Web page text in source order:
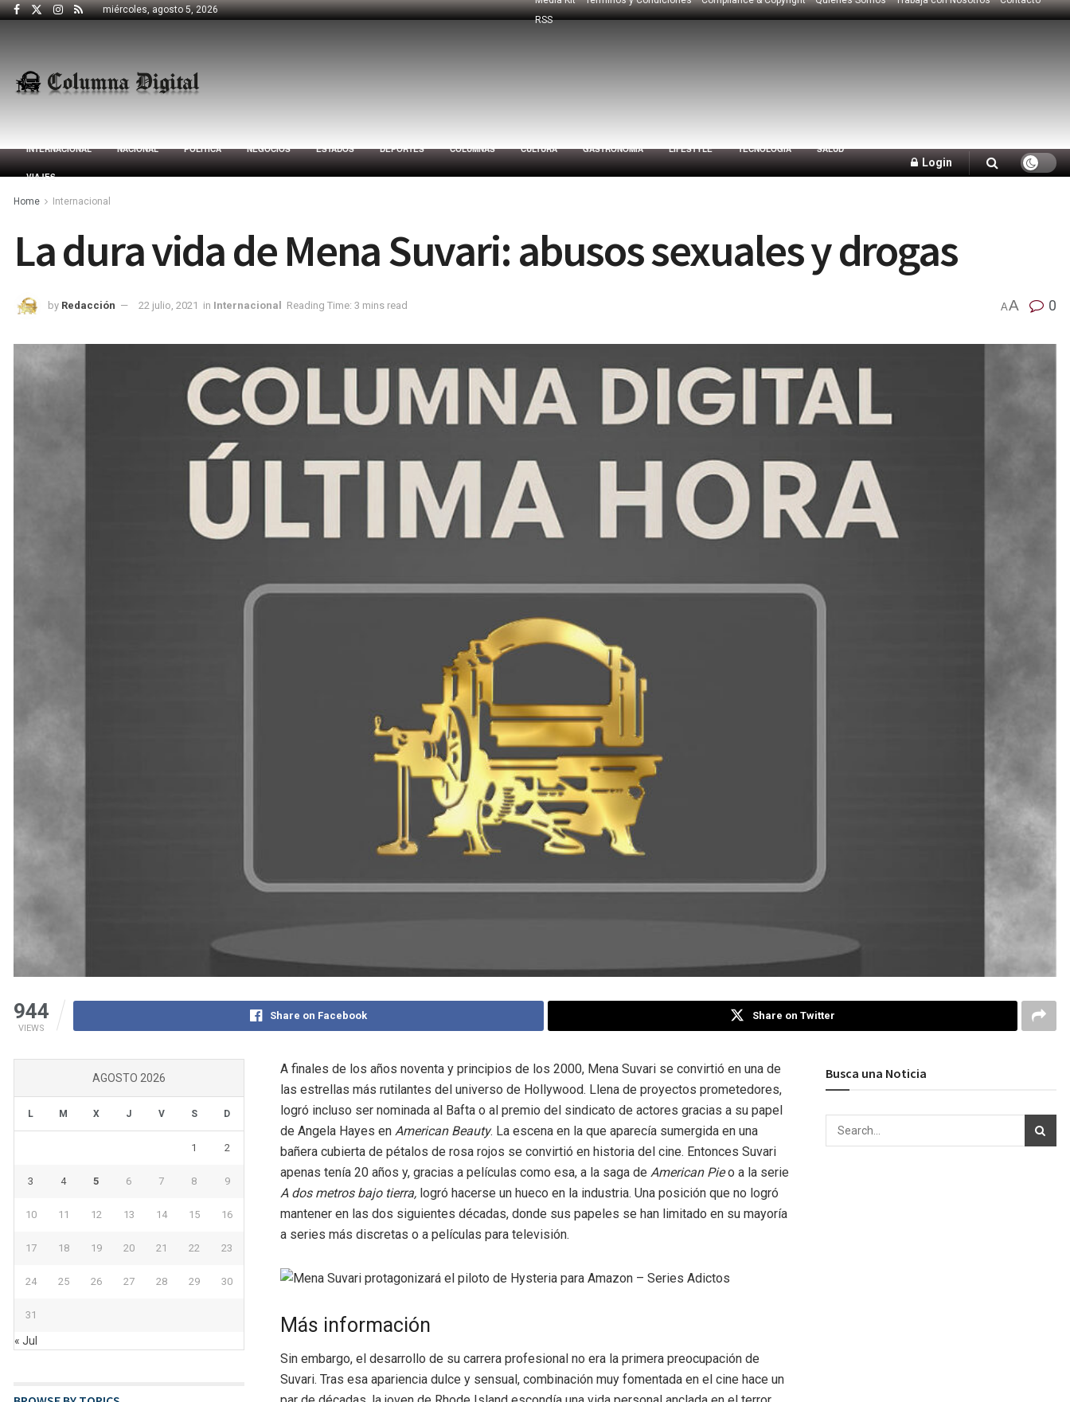
miércoles, agosto 5, 2026
RSS
INTERNACIONAL NACIONAL POLÍTICA NEGOCIOS ESTADOS DEPORTES COLUMNAS CULTURA GASTRONOMÍA LIFESTYLE TECNOLOGÍA SALUD
VIAJES
Login
Home Internacional
La dura vida de Mena Suvari: abusos sexuales y drogas
by Redacción 22 julio, 2021 in Internacional Reading Time: 3 mins read AA 0
944
VIEWS
Share on Facebook Share on Twitter
A finales de los años noventa y principios de los 2000, Mena Suvari se convirtió en una de
las estrellas más rutilantes del universo de Hollywood. Llena de proyectos prometedores,
logró incluso ser nominada al Bafta o al premio del sindicato de actores gracias a su papel
de Angela Hayes en American Beauty. La escena en la que aparecía sumergida en una
bañera cubierta de pétalos de rosa rojos se convirtió en historia del cine. Entonces Suvari
apenas tenía 20 años y, gracias a películas como esa, a la saga de American Pie o a la serie
A dos metros bajo tierra, logró hacerse un hueco en la industria. Una posición que no logró
mantener en las dos siguientes décadas, donde sus papeles se han limitado en su mayoría
a series más discretas o a películas para televisión.
Más información
Sin embargo, el desarrollo de su carrera profesional no era la primera preocupación de
Suvari. Tras esa apariencia dulce y sensual, combinación muy fomentada en el cine hace un
AGOSTO 2026
L M X J V S D
1 2
3 4 5 6 7 8 9
10 11 12 13 14 15 16
17 18 19 20 21 22 23
24 25 26 27 28 29 30
31
« Jul
Busca una Noticia